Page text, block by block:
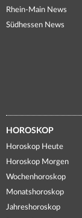
Rhein-Main News
Südhessen News
HOROSKOP
Horoskop Heute
Horoskop Morgen
Wochenhoroskop
Monatshoroskop
Jahreshoroskop